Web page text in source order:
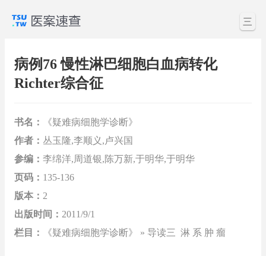
三
病例76 慢性淋巴细胞白血病转化
Richter综合征
书名：
《疑难病细胞学诊断》
作者： 丛玉隆,李顺义,卢兴国
参编： 李绵洋,周道银,陈万新,于明华,于明华
页码： 135-136
版本： 2
出版时间： 2011/9/1
栏目：
《疑难病细胞学诊断》 » 导读三 淋 系 肿 瘤